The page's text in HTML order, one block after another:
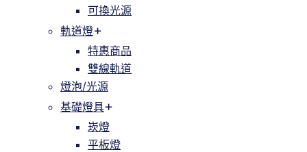
可換光源
軌道燈
特惠商品
雙線軌道
燈泡/光源
基礎燈具
崁燈
平板燈